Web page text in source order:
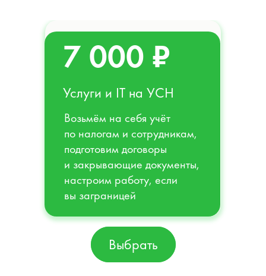
Выбрать
Выбрать
7 000 ₽
Услуги и IT на УСН
Возьмём на себя учёт
по налогам и сотрудникам,
подготовим договоры
и закрывающие документы,
настроим работу, если
вы заграницей